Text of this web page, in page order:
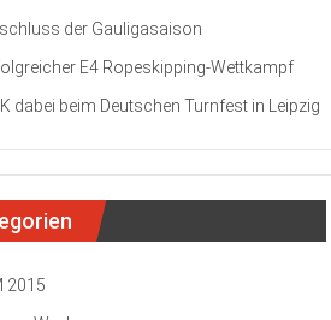
der Gauligasaison
E4 Ropeskipping-Wettkampf
dabei beim Deutschen Turnfest in Leipzig
2015